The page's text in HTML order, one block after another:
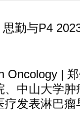
勤与P4
Oncology |
、中山大学肿
疗发表淋巴瘤